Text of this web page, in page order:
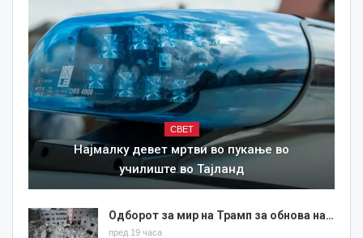
СВЕТ
Најмалку девет мртви во пукање во
училиште во Тајланд
Одборот за мир на Трамп за обнова на…
пред 19 часа